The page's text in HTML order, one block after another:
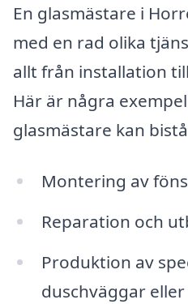
En glasmästare i
med en rad olika
allt från installation
Här är några
glasmästare kan
Montering av
Reparation och
Produktion av
duschväggar